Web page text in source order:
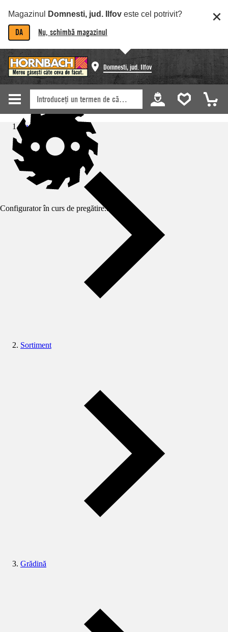
Magazinul Domnesti, jud. Ilfov este cel potrivit?
DA Nu, schimbă magazinul
Domnesti, jud. Ilfov
Configurator în curs de pregătire...
Pagină de start
Sortiment
Grădină